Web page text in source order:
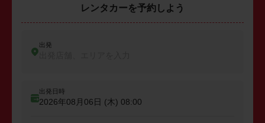
レンタカーを予約しよう
出発
出発日時
2026年08月06日 (木) 08:00